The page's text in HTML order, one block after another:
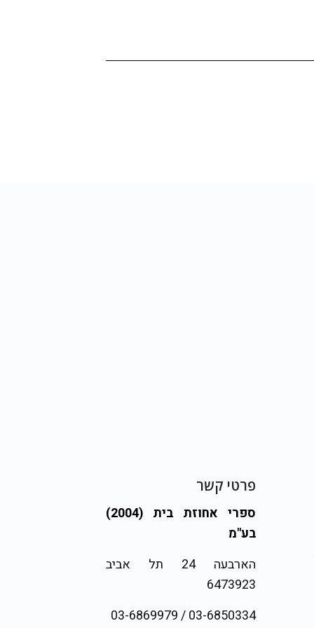
פרטי קשר
ספרי אחוזת בית (2004)
בע"מ
הארבעה 24 תל אביב
6473923
03-6850334 / 03-6869979